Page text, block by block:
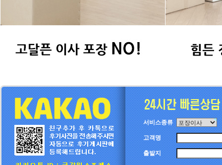
서비스종류
고객명
출발지